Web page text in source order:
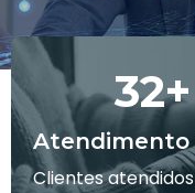
Atendimento
32+
Clientes